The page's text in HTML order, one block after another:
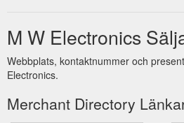
M W Electronics
Webbplats, kontaktnummer och
Electronics.
Merchant Directory